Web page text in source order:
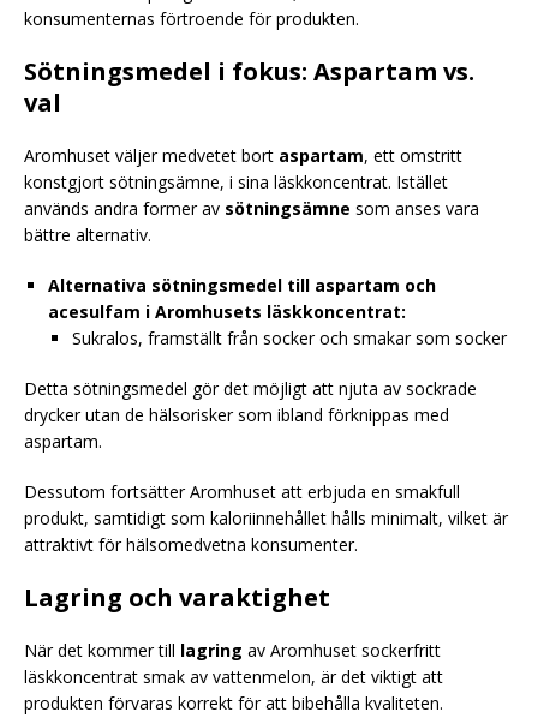
konsumenternas förtroende för produkten.
Sötningsmedel i fokus: Aspartam vs.
val
Aromhuset väljer medvetet bort aspartam, ett omstritt
konstgjort sötningsämne, i sina läskkoncentrat. Istället
används andra former av sötningsämne som anses vara
bättre alternativ.
Alternativa sötningsmedel till aspartam och
acesulfam i Aromhusets läskkoncentrat:
Sukralos, framställt från socker och smakar som socker
Detta sötningsmedel gör det möjligt att njuta av sockrade
drycker utan de hälsorisker som ibland förknippas med
aspartam.
Dessutom fortsätter Aromhuset att erbjuda en smakfull
produkt, samtidigt som kaloriinnehållet hålls minimalt, vilket är
attraktivt för hälsomedvetna konsumenter.
Lagring och varaktighet
När det kommer till lagring av Aromhuset sockerfritt
läskkoncentrat smak av vattenmelon, är det viktigt att
produkten förvaras korrekt för att bibehålla kvaliteten.